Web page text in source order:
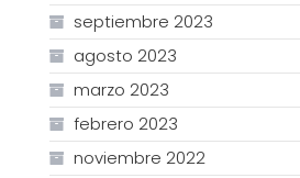
septiembre 2023
agosto 2023
marzo 2023
febrero 2023
noviembre 2022